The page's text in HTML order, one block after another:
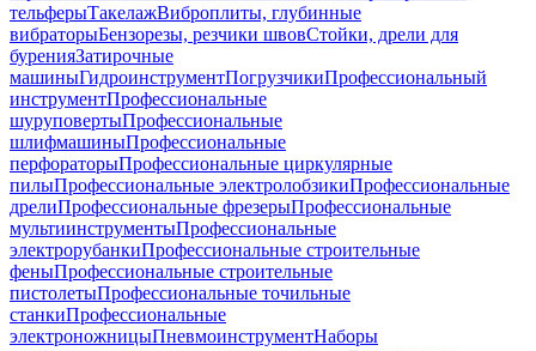
тельферыТакелажВиброплиты, глубинные
вибраторыБензорезы, резчики швовСтойки, дрели для
буренияЗатирочные
машиныГидроинструментПогрузчикиПрофессиональный
инструментПрофессиональные
шуруповертыПрофессиональные
шлифмашиныПрофессиональные
перфораторыПрофессиональные циркулярные
пилыПрофессиональные электролобзикиПрофессиональные
дрелиПрофессиональные фрезерыПрофессиональные
мультиинструментыПрофессиональные
электрорубанкиПрофессиональные строительные
феныПрофессиональные строительные
пистолетыПрофессиональные точильные
станкиПрофессиональные
электроножницыПневмоинструментНаборы